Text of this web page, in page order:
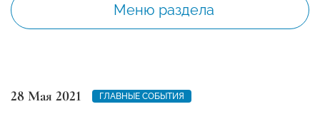
Меню раздела
28 Мая 2021 ГЛАВНЫЕ СОБЫТИЯ